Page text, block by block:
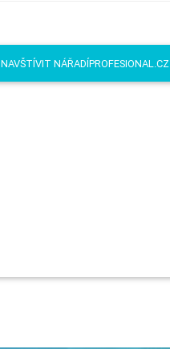
NAVŠTÍVIT NÁŘADÍPROFESIONAL.CZ